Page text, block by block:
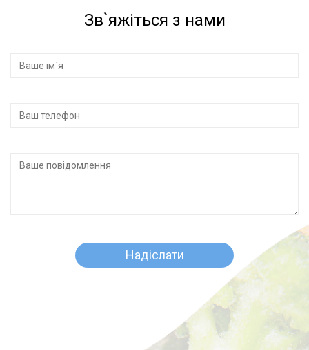
Зв`яжіться з нами